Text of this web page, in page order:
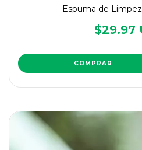
Espuma de
$29.97